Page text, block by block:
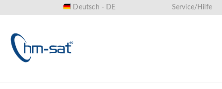
Deutsch - DE Service/Hilfe